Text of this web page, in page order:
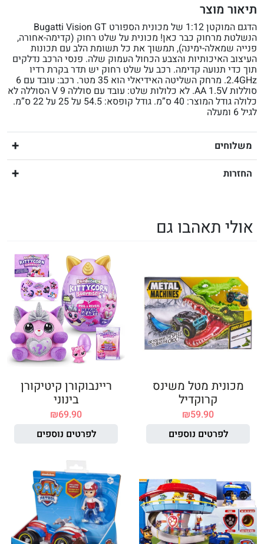
תיאור מוצר
הדגם המוקטן 1:12 של מכונית הספורט Bugatti Vision GT
הנשלטת מרחוק כבר כאן! מכונית על שלט רחוק (קדימה-אחורה,
פנייה שמאלה-ימינה), תמשוך את כל תשומת הלב עם תכונות
העיצוב האיכותיות והצבע הכחול העמוק שלה. פנסי הרכב נדלקים
תוך כדי תנועה קדימה. רכב על שלט רחוק יש תדר בקרת רדיו
2.4GHz. מרחק השליטה האידיאלי הוא 35 מטר. רכב: עובד עם 6
סוללות AA 1.5V. לא כלולות שלט: עובד עם סוללה 9 V הסוללה לא
כלולה גודל המוצר: 40 ס”מ. גודל קופסא: 54.5 על 25 על 22 ס”מ.
לגיל 6 ומעלה
משלוחים
החזרות
אולי תאהבו גם
מכונית מטל משינס
קרוקדיל
₪59.90
לפרטים נוספים
ריינבוקורן קיטיקורן
בינוני
₪69.90
לפרטים נוספים